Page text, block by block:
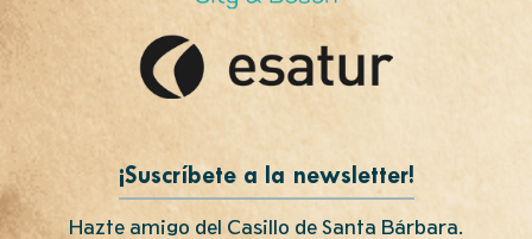
¡Suscríbete a la newsletter!
Hazte amigo del Casillo de Santa Bárbara.